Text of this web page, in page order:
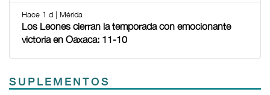
Hace 1 d | Mérida
Los Leones cierran la temporada con emocionante
victoria en Oaxaca: 11-10
SUPLEMENTOS